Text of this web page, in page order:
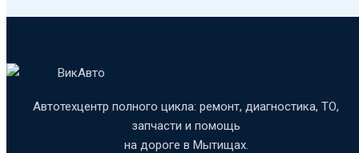
Автотехцентр полного цикла: ремонт, диагностика, ТО,
запчасти и помощь
на дороге в Мытищах.